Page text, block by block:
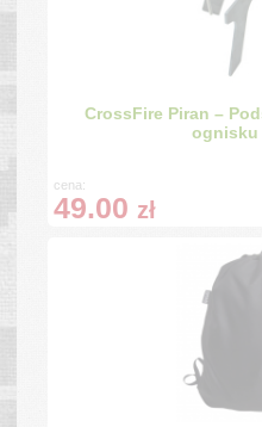
CrossFire Piran –
ognisku
cena:
49.00 zł